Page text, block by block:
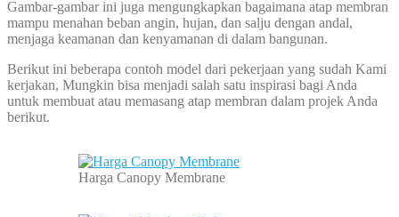
Gambar-gambar ini juga mengungkapkan bagaimana atap membran
mampu menahan beban angin, hujan, dan salju dengan andal,
menjaga keamanan dan kenyamanan di dalam bangunan.
Berikut ini beberapa contoh model dari pekerjaan yang sudah Kami
kerjakan, Mungkin bisa menjadi salah satu inspirasi bagi Anda
untuk membuat atau memasang atap membran dalam projek Anda
berikut.
Harga Canopy Membrane